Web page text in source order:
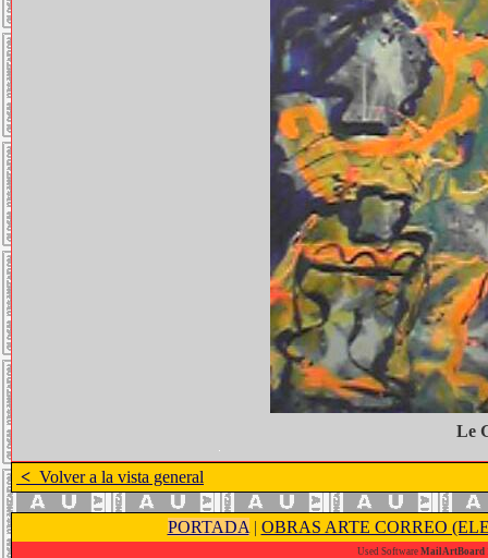
Le
< Volver a la vista general
PORTADA | OBRAS ARTE CORREO
Used Software MailArtBoard